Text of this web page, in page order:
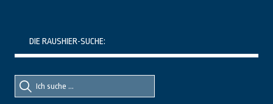
DIE RAUSHIER-SUCHE:
Suche
nach::
Suche
nach: